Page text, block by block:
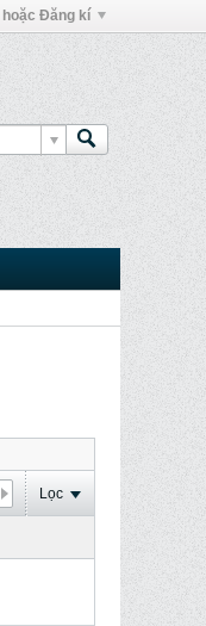
Đăng kí
Lọc